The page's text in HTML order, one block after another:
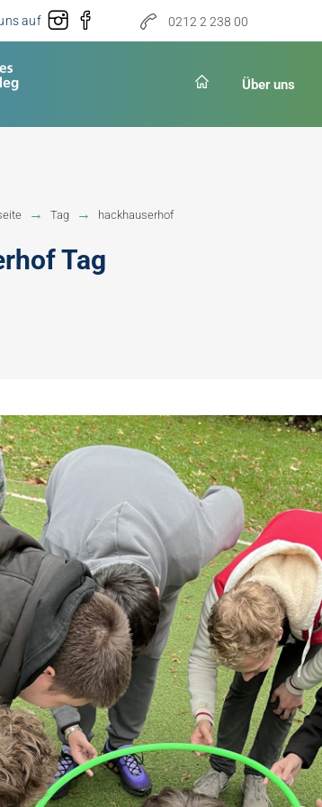
auf 0212 2 238 00
Über uns
Erster Schulabschluss
Tag hackhauserhof
Tag